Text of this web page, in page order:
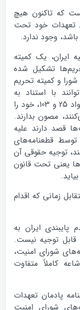
که تاکنون هیچ
خود تحت
وجود ندارد.
یک کمیته
تشکیل شده
و کمیته تحریم
با استناد به
قطعنامه‌ها و منشور ملل متحد به ویژه مواد 25 و 103، خود را
مصون بدارند.
قصد دارند علیه
قطعنامه‌های
توجیه حقوقی آن
یعنی تحت قانون
زمانی که اقدام
ایران به
توجیه نیست.
شورای امنیت،
کاملاً متفاوت
پادمان تعهدات
شورای امنیت